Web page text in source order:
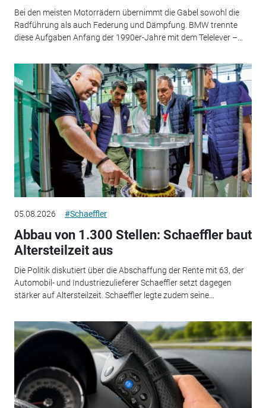
Bei den meisten Motorrädern übernimmt die Gabel sowohl die
Radführung als auch Federung und Dämpfung. BMW trennte
diese Aufgaben Anfang der 1990er-Jahre mit dem Telelever –...
05.08.2026 #Schaeffler
Abbau von 1.300 Stellen: Schaeffler baut
Altersteilzeit aus
Die Politik diskutiert über die Abschaffung der Rente mit 63, der
Automobil- und Industriezulieferer Schaeffler setzt dagegen
stärker auf Altersteilzeit. Schaeffler legte zudem seine...